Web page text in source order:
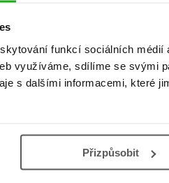
funkcí sociálních
využíváme, sdílíme se svými
s dalšími informacemi, které
Přizpůsobit